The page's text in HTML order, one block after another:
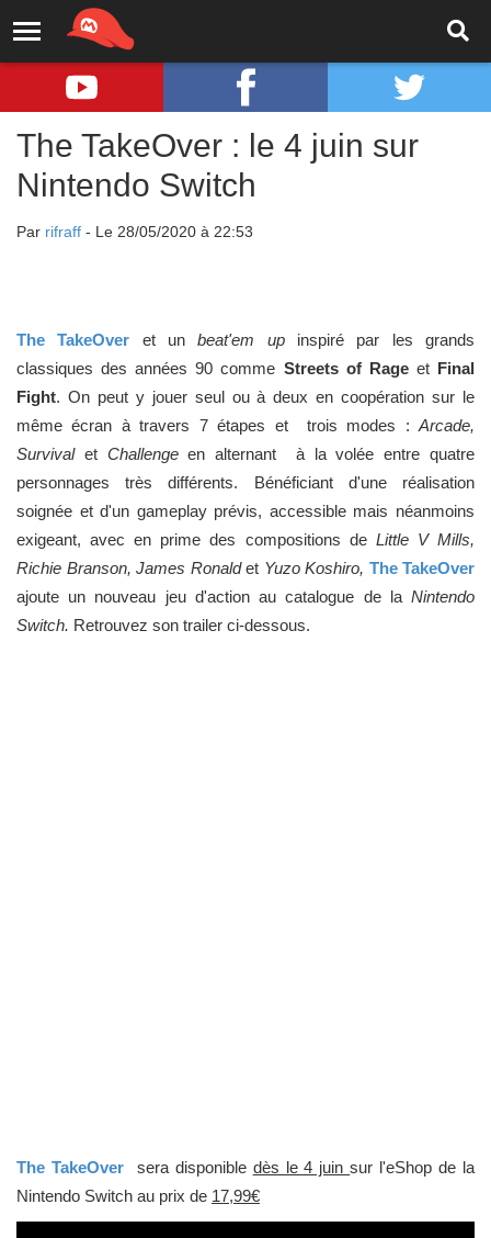
The TakeOver : le 4 juin sur
Nintendo Switch
Par rifraff - Le 28/05/2020 à 22:53
The TakeOver et un beat'em upinspiré par les grands
classiques des années 90 comme Streets of Rageet Final
Fight. On peut y jouer seul ou à deux en coopération sur le
même écran à travers 7 étapes et trois modes : Arcade,
Survival et Challengeen alternant à la volée entre quatre
personnages très différents. Bénéficiant d'une réalisation
soignée et d'un gameplay prévis, accessible mais néanmoins
exigeant, avec en prime des compositions deLittle V Mills,
Richie Branson, James Ronaldet Yuzo Koshiro, The TakeOver
ajoute un nouveau jeu d'action au catalogue de la Nintendo
Switch. Retrouvez son trailer ci-dessous.
The TakeOver sera disponible dès le 4 juinsur l'eShop de la
Nintendo Switch au prix de 17,99€